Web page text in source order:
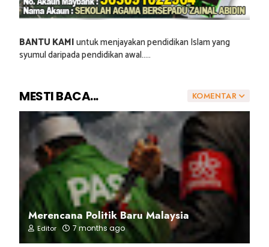
BANTU KAMIuntuk menjayakan pendidikan Islam yang
syumul daripada pendidikan awal.....
KOMENTAR
MESTI BACA...
Merencana Politik Baru Malaysia
Editor 7 months ago